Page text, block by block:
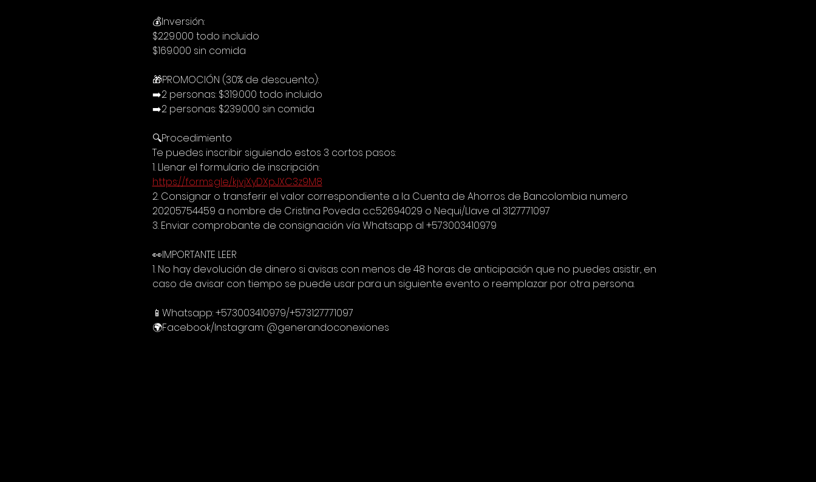
💰Inversión:
$229.000 todo incluido
$169.000 sin comida
🎁PROMOCIÓN (30% de descuento):
➡️2 personas: $319.000 todo incluido
➡️2 personas: $239.000 sin comida
🔍Procedimiento
Te puedes inscribir siguiendo estos 3 cortos pasos:
1. Llenar el formulario de inscripción:
https://forms.gle/kjvjXyDXpJXC3z9M8
2. Consignar o transferir el valor correspondiente a la Cuenta de Ahorros de Bancolombia numero
20205754459 a nombre de Cristina Poveda c.c.52694029 o Nequi/Llave al 3127771097
3. Enviar comprobante de consignación vía Whatsapp al +573003410979
👀IMPORTANTE LEER
1. No hay devolución de dinero si avisas con menos de 48 horas de anticipación que no puedes asistir, en
caso de avisar con tiempo se puede usar para un siguiente evento o reemplazar por otra persona.
📱Whatsapp: +573003410979/+573127771097
🌍Facebook/Instagram: @generandoconexiones